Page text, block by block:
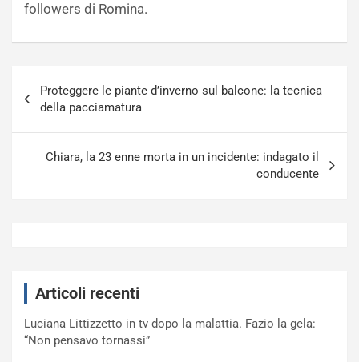
followers di Romina.
articoli
Proteggere le piante d’inverno sul balcone: la tecnica
della pacciamatura
Chiara, la 23 enne morta in un incidente: indagato il
conducente
Articoli recenti
Luciana Littizzetto in tv dopo la malattia. Fazio la gela:
“Non pensavo tornassi”